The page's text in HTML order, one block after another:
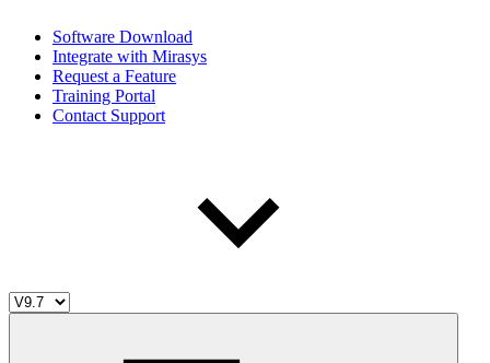
Software Download
Integrate with Mirasys
Request a Feature
Training Portal
Contact Support